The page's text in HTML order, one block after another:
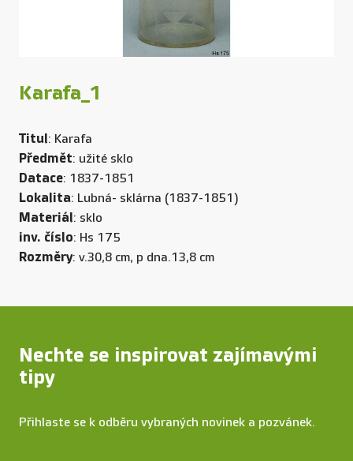
Karafa_1
Titul: Karafa
Předmět: užité sklo
Datace: 1837-1851
Lokalita: Lubná- sklárna (1837-1851)
Materiál: sklo
inv. číslo: Hs 175
Rozměry: v.30,8 cm, p dna.13,8 cm
Nechte se inspirovat zajímavými
tipy
Přihlaste se k odběru vybraných novinek a pozvánek.